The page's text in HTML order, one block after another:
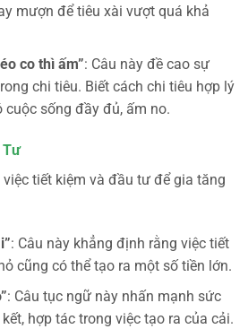
mượn để tiêu xài vượt quá khả
co thì ấm”: Câu này đề cao sự
chi tiêu. Biết cách chi tiêu hợp lý
cuộc sống đầy đủ, ấm no.
Tư
tiết kiệm và đầu tư để gia tăng
: Câu này khẳng định rằng việc tiết
cũng có thể tạo ra một số tiền lớn.
: Câu tục ngữ này nhấn mạnh sức
hợp tác trong việc tạo ra của cải.